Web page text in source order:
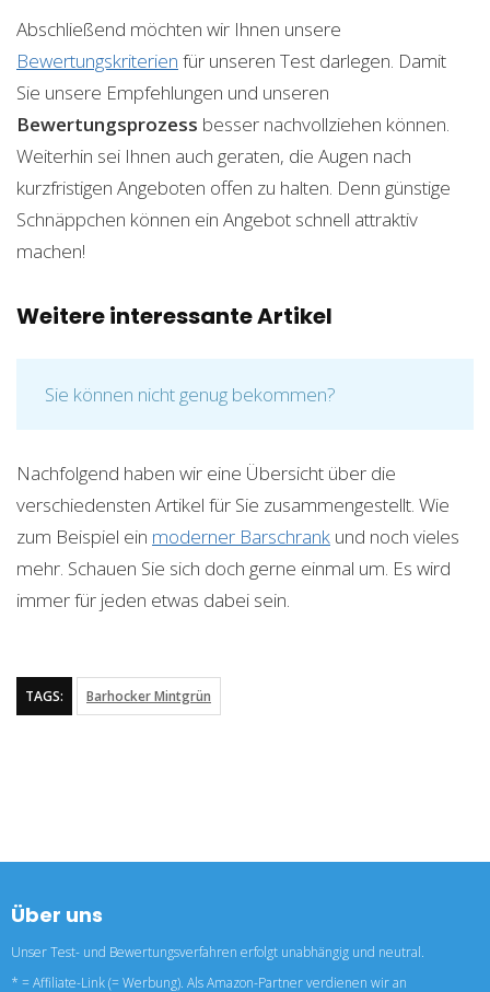
Abschließend möchten wir Ihnen unsere
Bewertungskriterien für unseren Test darlegen. Damit
Sie unsere Empfehlungen und unseren
Bewertungsprozess besser nachvollziehen können.
Weiterhin sei Ihnen auch geraten, die Augen nach
kurzfristigen Angeboten offen zu halten. Denn günstige
Schnäppchen können ein Angebot schnell attraktiv
machen!
Weitere interessante Artikel
Sie können nicht genug bekommen?
Nachfolgend haben wir eine Übersicht über die
verschiedensten Artikel für Sie zusammengestellt. Wie
zum Beispiel ein moderner Barschrank und noch vieles
mehr. Schauen Sie sich doch gerne einmal um. Es wird
immer für jeden etwas dabei sein.
TAGS: Barhocker Mintgrün
Über uns
Unser Test- und Bewertungsverfahren erfolgt unabhängig und neutral.
* = Affiliate-Link (= Werbung). Als Amazon-Partner verdienen wir an